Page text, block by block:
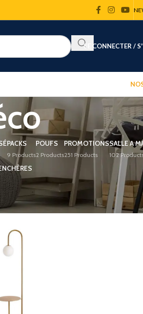
SE CONNECTER /
PACKS
9 Products
POUFS
2 Products
PROMOTIONS
251 Products
SALLE A
102
Show 100 200 300